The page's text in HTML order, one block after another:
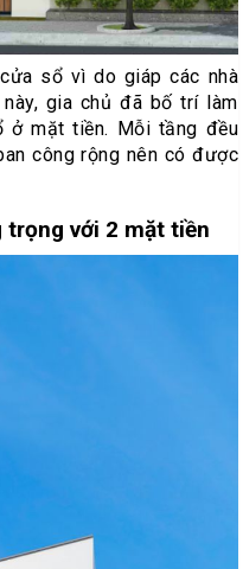
sổ vì do giáp các nhà
gia chủ đã bố trí làm
ở mặt tiền. Mỗi tầng đều
công rộng nên có được
trọng với 2 mặt tiền